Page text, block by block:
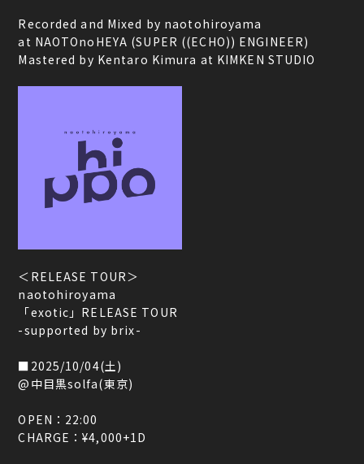
Recorded and Mixed by naotohiroyama
at NAOTOnoHEYA (SUPER ((ECHO)) ENGINEER)
Mastered by Kentaro Kimura at KIMKEN STUDIO
＜RELEASE TOUR＞
naotohiroyama
「exotic」RELEASE TOUR
-supported by brix-
■2025/10/04(土)
@中目黒solfa(東京)
OPEN：22:00
CHARGE：¥4,000+1D